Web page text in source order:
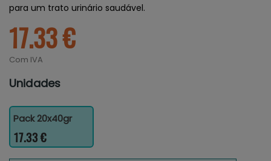
para um trato urinário saudável.
17.33 €
Com IVA
Unidades
Pack 20x40gr
17.33 €